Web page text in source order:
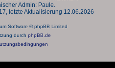
Admin: Paule.
letzte Aktualisierung 12.06.2026
Software © phpBB Limited
durch phpBB.de